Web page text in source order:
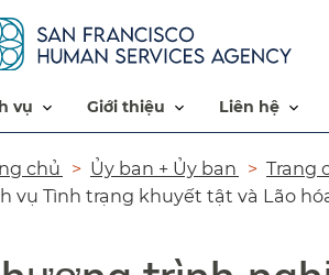
vụ​​ giới thiệu​​ liên hệ​​
chủ​​ Ủy ban + Ủy ban​​ Trang
vụ Tình trạng khuyết tật và Lão